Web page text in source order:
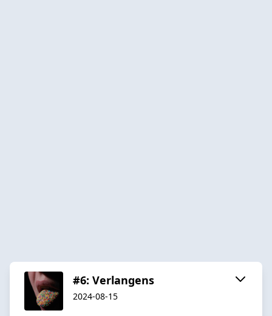
#6: Verlangens
2024-08-15